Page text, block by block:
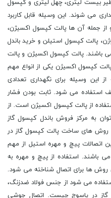
بیست لیتری، چهل لیتری و کپسول
می شوند. این وسیله قابل کاربرد
از جمله آن ها پالت کپسول اکسیژن،
پالت کپسول استیلن و خرید باندل
باشند. پالت کپسول اکسیژن و پالت
کپسول اکسیژن یکی از انواع مهم
این وسیله برای نگهداری تعدادی
استفاده می شود. ثابت بودن فشار
از پالت کپسول اکسیژن است. از
به مرکز فروش باندل کپسول گاز
روش های ساخت پالت کپسول گاز در
اتصالات پیچ و مهره استیل از مهم
استفاده از پیچ و مهره به
روش ها برای اتصال شناخته می شود.
می شود از جنس فولاد ضدزنگ،
گاز در یاسوج چیست. اتصال جوشی